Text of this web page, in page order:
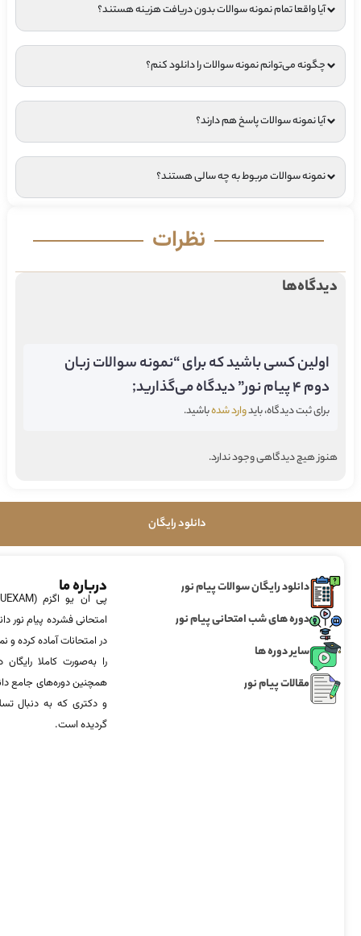
آیا واقعا تمام نمونه سوالات بدون دریافت هزینه هستند؟
چگونه می‌توانم نمونه سوالات را دانلود کنم؟
آیا نمونه سوالات پاسخ هم دارند؟
نمونه سوالات مربوط به چه سالی هستند؟
نظرات
دیدگاه‌ها
اولین کسی باشید که برای “نمونه سوالات زبان
دوم 4 پیام نور” دیدگاه می‌گذارید;
برای ثبت دیدگاه، بایدوارد شدهباشید.
هنوز هیچ دیدگاهی وجود ندارد.
دانلود رایگان
دانلود رایگان سوالات پیام نور
دوره های شب امتحانی پیام نور
سایر دوره ها
مقالات پیام نور
درباره ما
امتحانی فشرده پیام نور
در امتحانات آماده‌ کرده
را به‌صورت کاملا
همچنین دوره‌های جامع
و دکتری که به دنبال
گردیده است.